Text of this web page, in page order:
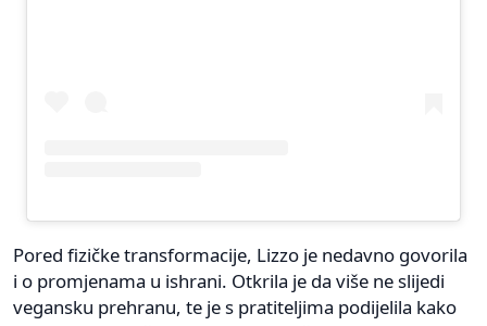
Pored fizičke transformacije, Lizzo je nedavno govorila
i o promjenama u ishrani. Otkrila je da više ne slijedi
vegansku prehranu, te je s pratiteljima podijelila kako